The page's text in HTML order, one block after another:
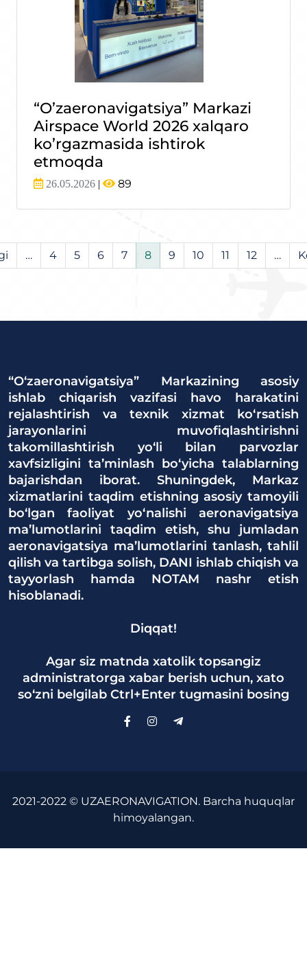
“O’zaeronavigatsiya” Markazi
Airspace World 2026 xalqaro
ko’rgazmasida ishtirok
etmoqda
26.05.2026 | 89
… 4 5 6 7 8(current)
9 10 11 12 …
“O‘zaeronavigatsiya” Markazining asosiy
ishlab chiqarish vazifasi havo harakatini
rejalashtirish va texnik xizmat ko‘rsatish
jarayonlarini muvofiqlashtirishni
takomillashtirish yo‘li bilan parvozlar
xavfsizligini ta’minlash bo‘yicha talablarning
bajarishdan iborat. Shuningdek, Markaz
xizmatlarini taqdim etishning asosiy tamoyili
bo‘lgan faoliyat yo‘nalishi aeronavigatsiya
ma’lumotlarini taqdim etish, shu jumladan
aeronavigatsiya ma’lumotlarini tanlash, tahlil
qilish va tartibga solish, DANI ishlab chiqish va
tayyorlash hamda NOTAM nashr etish
hisoblanadi.
Diqqat!
Agar siz matnda xatolik topsangiz
administratorga xabar berish uchun, xato
so‘zni belgilab Ctrl+Enter tugmasini bosing
2021-2022 © UZAERONAVIGATION. Barcha huquqlar
himoyalangan.